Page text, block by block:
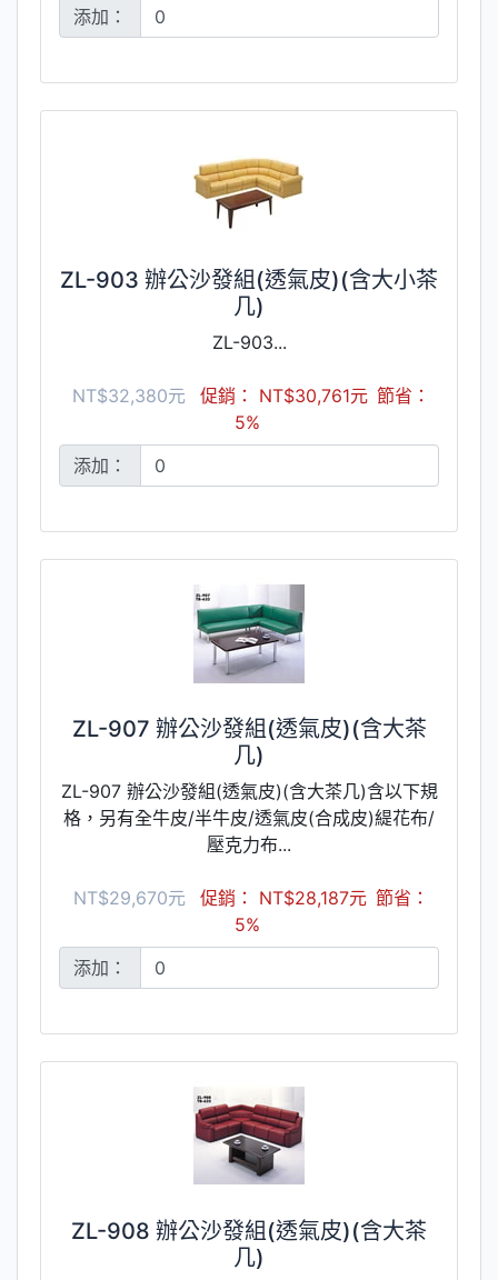
添加：
ZL-903 辦公沙發組(透氣皮)(含大小茶
几)
ZL-903...
NT$32,380元 促銷： NT$30,761元 節省：
5%
添加：
ZL-907 辦公沙發組(透氣皮)(含大茶
几)
ZL-907 辦公沙發組(透氣皮)(含大茶几)含以下規
格，另有全牛皮/半牛皮/透氣皮(合成皮)緹花布/
壓克力布...
NT$29,670元 促銷： NT$28,187元 節省：
5%
添加：
ZL-908 辦公沙發組(透氣皮)(含大茶
几)